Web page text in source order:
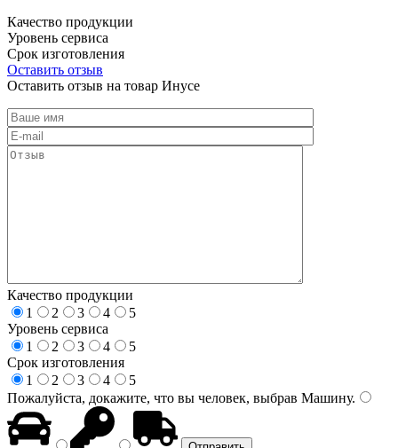
Качество продукции
Уровень сервиса
Срок изготовления
Оставить отзыв
Оставить отзыв на товар Инусе
Качество продукции
1
2 3 4
5
Уровень сервиса
1
2 3 4
5
Срок изготовления
1
2 3 4
5
Пожалуйста, докажите, что вы человек, выбрав Машину.